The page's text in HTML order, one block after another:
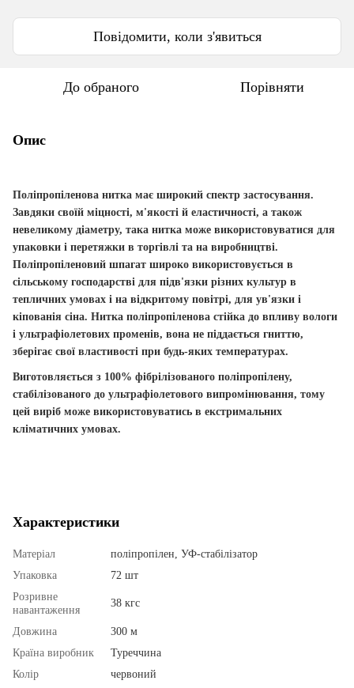
Повідомити, коли з'явиться
До обраного Порівняти
Опис
Поліпропіленова нитка має широкий спектр застосування.
Завдяки своїй міцності, м'якості й еластичності, а також
невеликому діаметру, така нитка може використовуватися для
упаковки і перетяжки в торгівлі та на виробництві.
Поліпропіленовий шпагат широко використовується в
сільському господарстві для підв'язки різних культур в
тепличних умовах і на відкритому повітрі, для ув'язки і
кіпованія сіна. Нитка поліпропіленова стійка до впливу вологи
і ультрафіолетових променів, вона не піддається гниттю,
зберігає свої властивості при будь-яких температурах.
Виготовляється з 100% фібрілізованого поліпропілену,
стабілізованого до ультрафіолетового випромінювання, тому
цей виріб може використовуватись в екстримальних
кліматичних умовах.
Характеристики
Матеріал
поліпропілен, УФ-стабілізатор
Упаковка
72 шт
Розривне
навантаження
38 кгс
Довжина
300 м
Країна виробник
Туреччина
Колір
червоний